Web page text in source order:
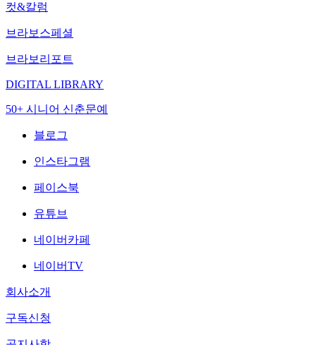
컷&칼럼
브라보스페셜
브라보리포트
DIGITAL LIBRARY
50+ 시니어 신춘문예
블로그
인스타그램
페이스북
유튜브
네이버카페
네이버TV
회사소개
구독신청